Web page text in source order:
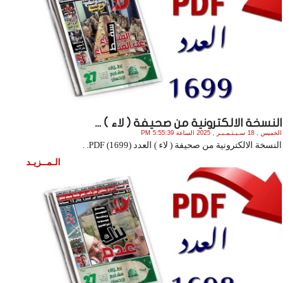
النسخة الالكترونية من صحيفة ( لاء ) ...
الخميس , 18 سـبـتـمـبـر , 2025 الساعة 5:55:39 PM
النسخة الالكترونية من صحيفة ( لاء ) العدد (1699) PDF. .
الـمــزيـد